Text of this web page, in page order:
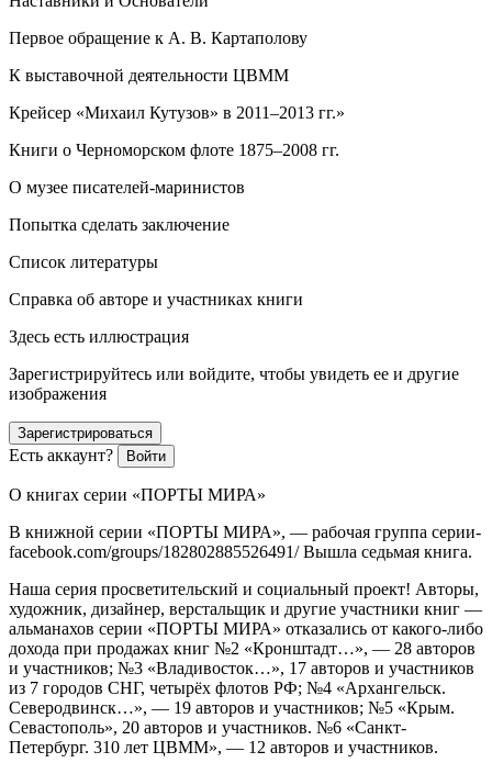
Первое обращение к А. В. Картаполову
К выставочной деятельности ЦВММ
Крейсер «Михаил Кутузов» в 2011–2013 гг.»
Книги о Черноморском флоте 1875–2008 гг.
О музее писателей-маринистов
Попытка сделать заключение
Список литературы
Справка об авторе и участниках книги
Здесь есть иллюстрация
Зарегистрируйтесь или войдите, чтобы увидеть ее и другие
изображения
Зарегистрироваться
Есть аккаунт? Войти
О книгах серии «ПОРТЫ МИРА»
В книжной серии «ПОРТЫ МИРА», — рабочая группа серии-
facebook.com/groups/182802885526491/ Вышла седьмая книга.
Наша серия просветительский и социальный проект! Авторы,
художник, дизайнер, верстальщик и другие участники книг —
альманахов серии «ПОРТЫ МИРА» отказались от какого-либо
дохода при продажах книг №2 «Кронштадт…», — 28 авторов
и участников; №3 «Владивосток…», 17 авторов и участников
из 7 городов СНГ, четырёх флотов РФ; №4 «Архангельск.
Северодвинск…», — 19 авторов и участников; №5 «Крым.
Севастополь», 20 авторов и участников. №6 «Санкт-
Петербург. 310 лет ЦВММ», — 12 авторов и участников.